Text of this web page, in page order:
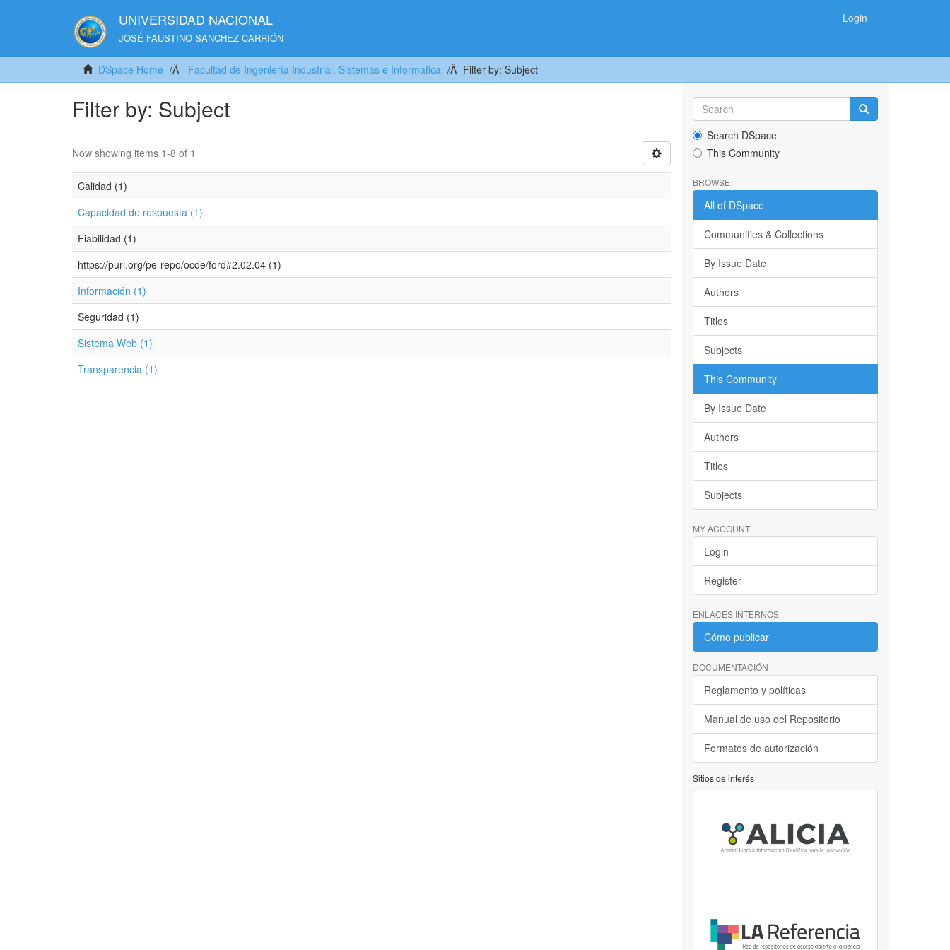
UNIVERSIDAD NACIONAL
JOSÉ FAUSTINO SANCHEZ CARRIÓN
Login
DSpace Home Facultad de Ingeniería Industrial, Sistemas e Informática Filter by: Subject
Filter by: Subject
Now showing items 1-8 of 1
Calidad (1)
Capacidad de respuesta (1)
Fiabilidad (1)
https://purl.org/pe-repo/ocde/ford#2.02.04 (1)
Información (1)
Seguridad (1)
Sistema Web (1)
Transparencia (1)
Search DSpace
This Community
BROWSE
All of DSpace
Communities & Collections
By Issue Date
Authors
Titles
Subjects
This Community
By Issue Date
Authors
Titles
Subjects
MY ACCOUNT
Login
Register
ENLACES INTERNOS
Cómo publicar
DOCUMENTACIÓN
Reglamento y políticas
Manual de uso del Repositorio
Formatos de autorización
Sitios de interés